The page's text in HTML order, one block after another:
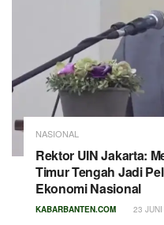
NASIONAL
Rektor UIN Jakarta:
Timur Tengah Jadi
Ekonomi Nasional
KABARBANTEN.COM 23